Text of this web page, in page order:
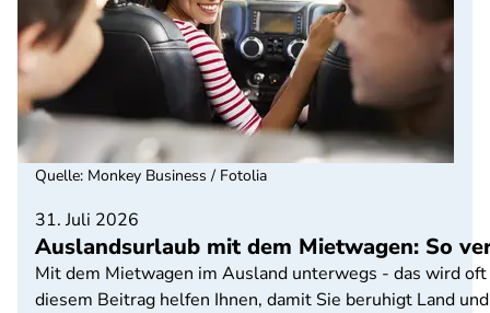
31. Juli 2026
Auslandsurlaub mit dem Mietwagen: So
Mit dem Mietwagen im Ausland unterwegs - das wird
diesem Beitrag helfen Ihnen, damit Sie beruhigt Land
Quelle: Monkey Business / Fotolia